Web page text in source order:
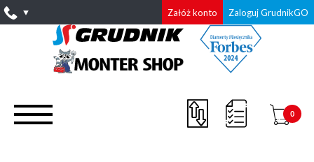
Załóż konto Zaloguj GrudnikGO
0